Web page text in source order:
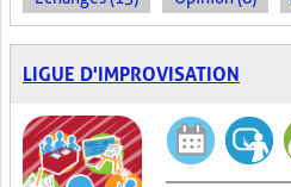
LIGUE D'IMPROVISATION